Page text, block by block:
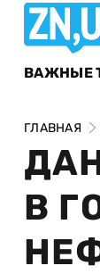
ВАЖНЫЕ
ГЛАВНАЯ
В